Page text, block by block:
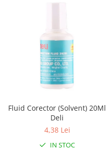
Fluid Corector (Solvent) 20Ml
Deli
4,38 Lei
IN STOC